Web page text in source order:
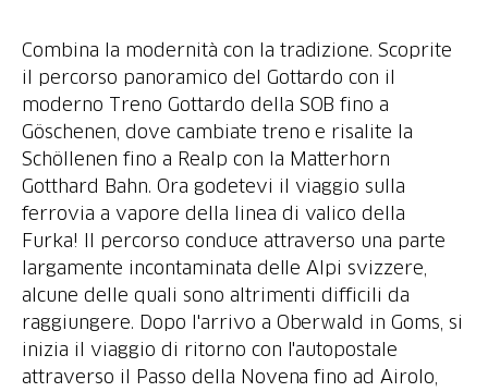
Combina la modernità con la tradizione. Scoprite
il percorso panoramico del Gottardo con il
moderno Treno Gottardo della SOB fino a
Göschenen, dove cambiate treno e risalite la
Schöllenen fino a Realp con la Matterhorn
Gotthard Bahn. Ora godetevi il viaggio sulla
ferrovia a vapore della linea di valico della
Furka! Il percorso conduce attraverso una parte
largamente incontaminata delle Alpi svizzere,
alcune delle quali sono altrimenti difficili da
raggiungere. Dopo l'arrivo a Oberwald in Goms, si
inizia il viaggio di ritorno con l'autopostale
attraverso il Passo della Novena fino ad Airolo,